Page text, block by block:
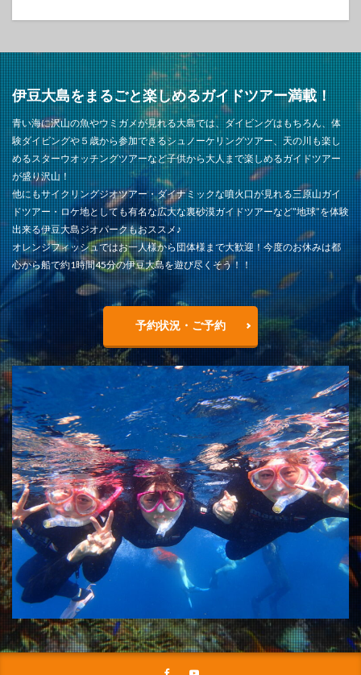
伊豆大島をまるごと楽しめるガイドツアー満載！
青い海に沢山の魚やウミガメが見れる大島では、ダイビングはもちろん、体
験ダイビングや５歳から参加できるシュノーケリングツアー、天の川も楽し
めるスターウオッチングツアーなど子供から大人まで楽しめるガイドツアー
が盛り沢山！
他にもサイクリングジオツアー・ダイナミックな噴火口が見れる三原山ガイ
ドツアー・ロケ地としても有名な広大な裏砂漠ガイドツアーなど”地球”を体験
出来る伊豆大島ジオパークもおススメ♪
オレンジフィッシュではお一人様から団体様まで大歓迎！今度のお休みは都
心から船で約1時間45分の伊豆大島を遊び尽くそう！！
予約状況・ご予約